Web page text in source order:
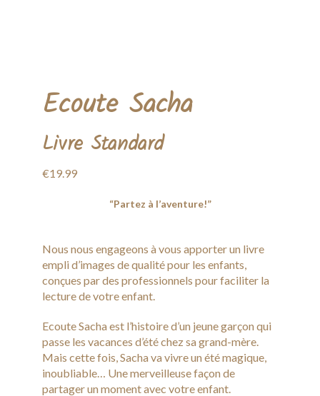
Ecoute Sacha
Livre Standard
€19.99
“Partez à l’aventure!”
Nous nous engageons à vous apporter un livre
empli d’images de qualité pour les enfants,
conçues par des professionnels pour faciliter la
lecture de votre enfant.
Ecoute Sacha est l’histoire d’un jeune garçon qui
passe les vacances d’été chez sa grand-mère.
Mais cette fois, Sacha va vivre un été magique,
inoubliable… Une merveilleuse façon de
partager un moment avec votre enfant.